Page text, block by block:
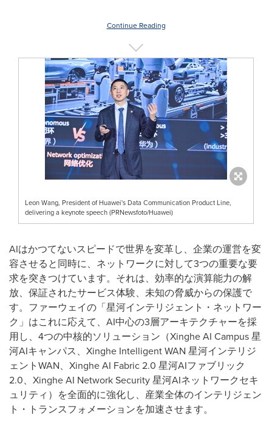
Continue Reading
Leon Wang, President of Huawei's Data Communication Product Line,
delivering a keynote speech (PRNewsfoto/Huawei)
AIはかつてないスピードで世界を変革し、企業の運営を変
容させると同時に、ネットワークに対して3つの重要な要
求を突きつけています。それは、効率的な演算能力の解
放、保証されたサービス体験、未知の脅威からの保護で
す。ファーウェイの「星河インテリジェント・ネットワー
ク」はこれに応えて、AI中心の3層アーキテクチャーを採
用し、4つの中核的ソリューション（Xinghe AI Campus 星
河AIキャンパス、Xinghe Intelligent WAN 星河インテリジ
ェントWAN、Xinghe AI Fabric 2.0 星河AIファブリック
2.0、Xinghe AI Network Security 星河AIネットワークセキ
ュリティ）を全面的に強化し、産業全体のインテリジェン
ト・トランスフォメーションを加速させます。